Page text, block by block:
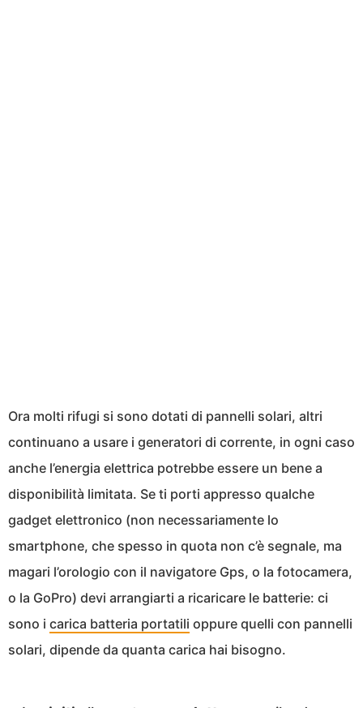
Ora molti rifugi si sono dotati di pannelli solari, altri
continuano a usare i generatori di corrente, in ogni caso
anche l’energia elettrica potrebbe essere un bene a
disponibilità limitata. Se ti porti appresso qualche
gadget elettronico (non necessariamente lo
smartphone, che spesso in quota non c’è segnale, ma
magari l’orologio con il navigatore Gps, o la fotocamera,
o la GoPro) devi arrangiarti a ricaricare le batterie: ci
sono i carica batteria portatili oppure quelli con pannelli
solari, dipende da quanta carica hai bisogno.